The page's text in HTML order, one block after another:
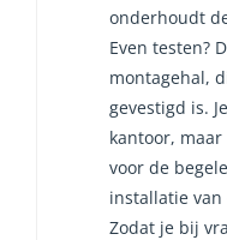
onderhoudt
Even testen?
montagehal,
gevestigd is.
kantoor,
voor de
installatie van
Zodat je bij